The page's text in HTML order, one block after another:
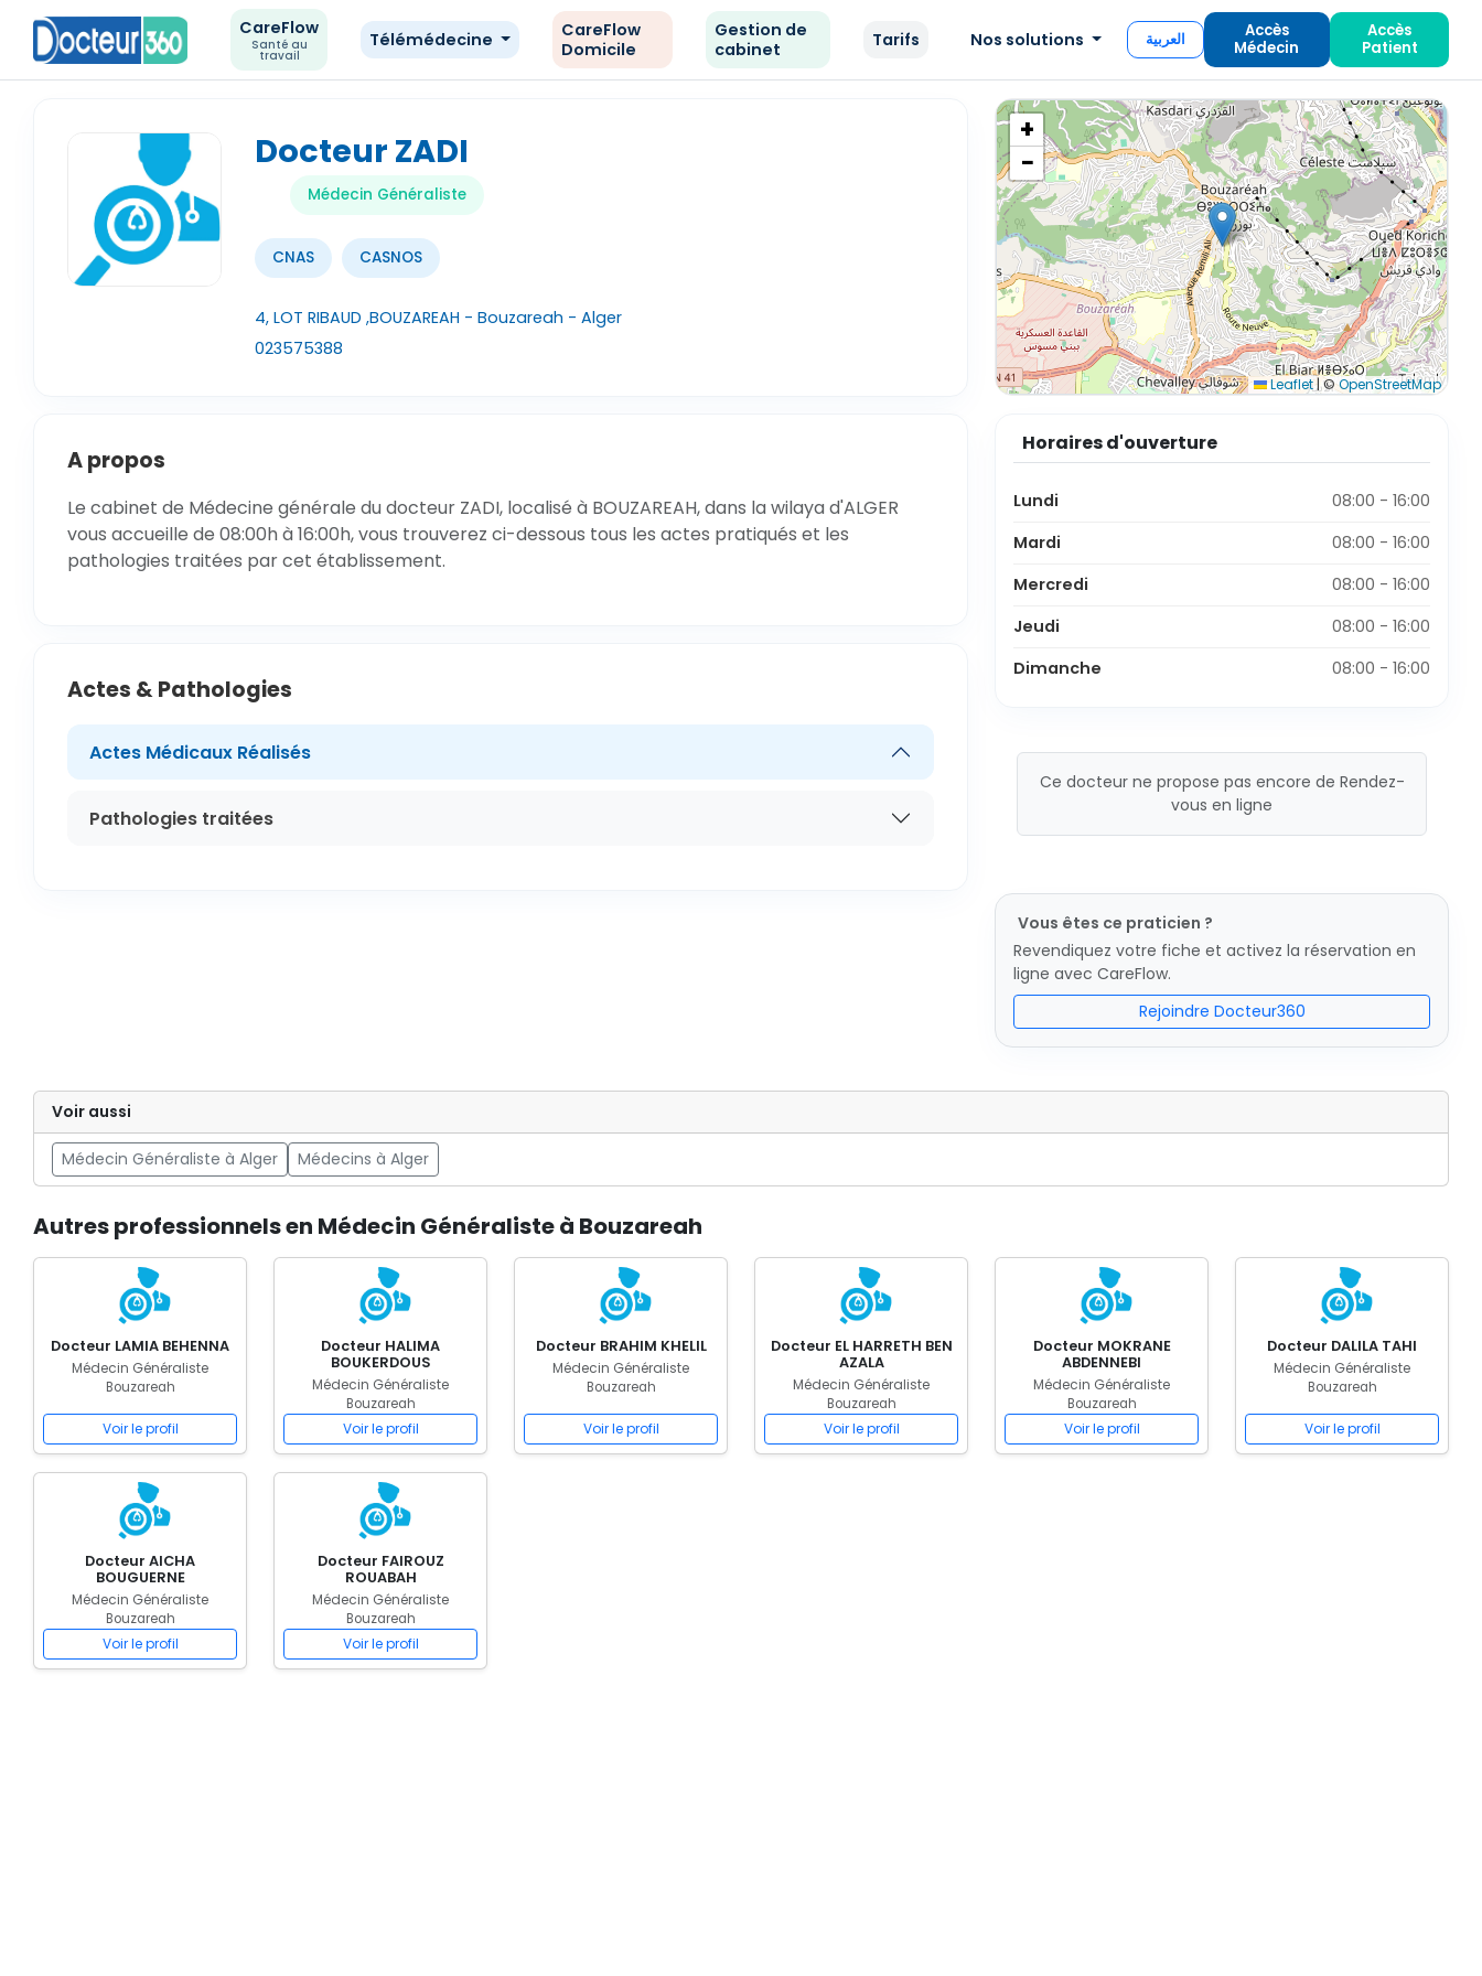
CareFlow
Santé au
travail
Télémédecine
CareFlow
Domicile
Gestion de
cabinet
Tarifs Nos solutions العربية
Accès
Médecin
Accès
Patient
Docteur ZADI
Médecin Généraliste
CNAS CASNOS
4, LOT RIBAUD ,BOUZAREAH - Bouzareah - Alger
023575388
+
−
Leaflet|©OpenStreetMap
A propos
Le cabinet de Médecine générale du docteur ZADI, localisé à BOUZAREAH, dans la wilaya d'ALGER
vous accueille de 08:00h à 16:00h, vous trouverez ci-dessous tous les actes pratiqués et les
pathologies traitées par cet établissement.
Actes & Pathologies
Actes Médicaux Réalisés
Pathologies traitées
Horaires d'ouverture
Lundi
08:00 - 16:00
Mardi
08:00 - 16:00
Mercredi
08:00 - 16:00
Jeudi
08:00 - 16:00
Dimanche
08:00 - 16:00
Ce docteur ne propose pas encore de Rendez-
vous en ligne
Vous êtes ce praticien ?
Revendiquez votre fiche et activez la réservation en
ligne avec CareFlow.
Rejoindre Docteur360
Voir aussi
Médecin Généraliste à Alger Médecins à Alger
Autres professionnels en Médecin Généraliste à Bouzareah
Docteur LAMIA BEHENNA
Médecin Généraliste
Bouzareah
Voir le profil
Docteur HALIMA
BOUKERDOUS
Médecin Généraliste
Bouzareah
Voir le profil
Docteur BRAHIM KHELIL
Médecin Généraliste
Bouzareah
Voir le profil
Docteur EL HARRETH BEN
AZALA
Médecin Généraliste
Bouzareah
Voir le profil
Docteur MOKRANE
ABDENNEBI
Médecin Généraliste
Bouzareah
Voir le profil
Docteur DALILA TAHI
Médecin Généraliste
Bouzareah
Voir le profil
Docteur AICHA
BOUGUERNE
Médecin Généraliste
Bouzareah
Voir le profil
Docteur FAIROUZ
ROUABAH
Médecin Généraliste
Bouzareah
Voir le profil